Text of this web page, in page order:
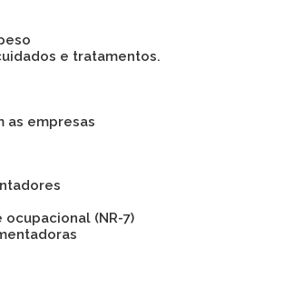
e tratamentos.
as empresas
ocupacional (NR-7)